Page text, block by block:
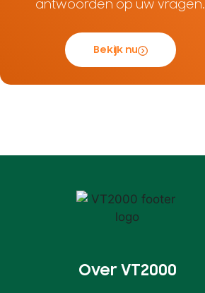
antwoorden op uw vragen.
Bekijk nu
Over VT2000